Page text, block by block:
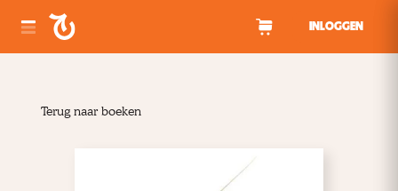
INLOGGEN
Terug naar boeken